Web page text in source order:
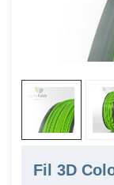
Fil 3D